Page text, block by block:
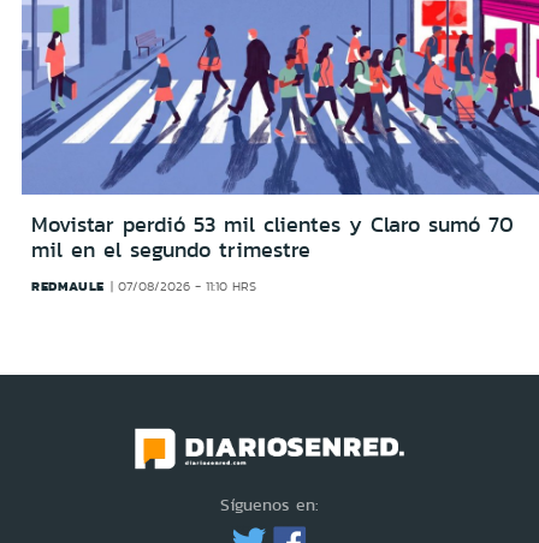
Movistar perdió 53 mil clientes y Claro sumó 70
mil en el segundo trimestre
REDMAULE 07/08/2026 - 11:10 HRS
Síguenos en: